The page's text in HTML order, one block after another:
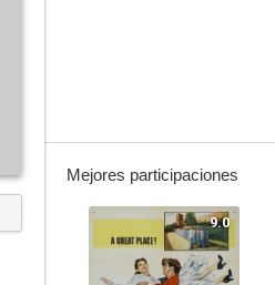
Mejores participaciones
9.0